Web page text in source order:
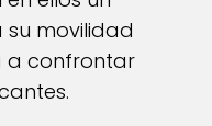
su movilidad
a confrontar